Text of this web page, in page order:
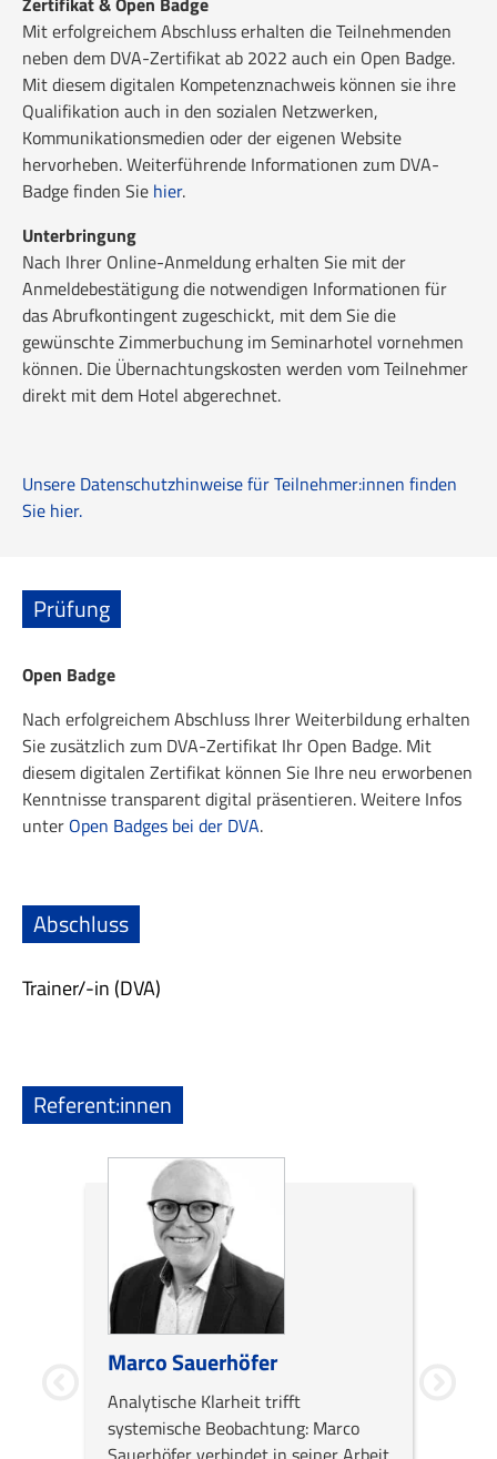
Mit erfolgreichem Abschluss erhalten die Teilnehmenden
neben dem DVA-Zertifikat ab 2022 auch ein Open Badge.
Mit diesem digitalen Kompetenznachweis können sie ihre
Qualifikation auch in den sozialen Netzwerken,
Kommunikationsmedien oder der eigenen Website
hervorheben. Weiterführende Informationen zum DVA-
Badge finden Sie hier.
Unterbringung
Nach Ihrer Online-Anmeldung erhalten Sie mit der
Anmeldebestätigung die notwendigen Informationen für
das Abrufkontingent zugeschickt, mit dem Sie die
gewünschte Zimmerbuchung im Seminarhotel vornehmen
können. Die Übernachtungskosten werden vom Teilnehmer
direkt mit dem Hotel abgerechnet.
Unsere Datenschutzhinweise für Teilnehmer:innen finden
Sie hier.
Prüfung
Open Badge
Nach erfolgreichem Abschluss Ihrer Weiterbildung erhalten
Sie zusätzlich zum DVA-Zertifikat Ihr Open Badge. Mit
diesem digitalen Zertifikat können Sie Ihre neu erworbenen
Kenntnisse transparent digital präsentieren. Weitere Infos
unter Open Badges bei der DVA.
Abschluss
Trainer/-in (DVA)
Referent:innen
Marco Sauerhöfer
Analytische Klarheit trifft
systemische Beobachtung: Marco